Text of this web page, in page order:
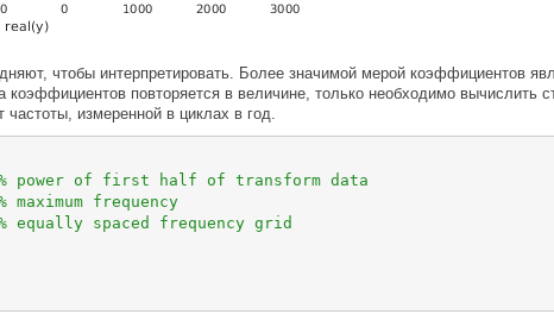
чтобы интерпретировать. Более значимой мерой коэффициентов
коэффициентов повторяется в величине, только необходимо вычислить
частоты, измеренной в циклах в год.
power of first half of transform data
maximum frequency
equally spaced frequency grid